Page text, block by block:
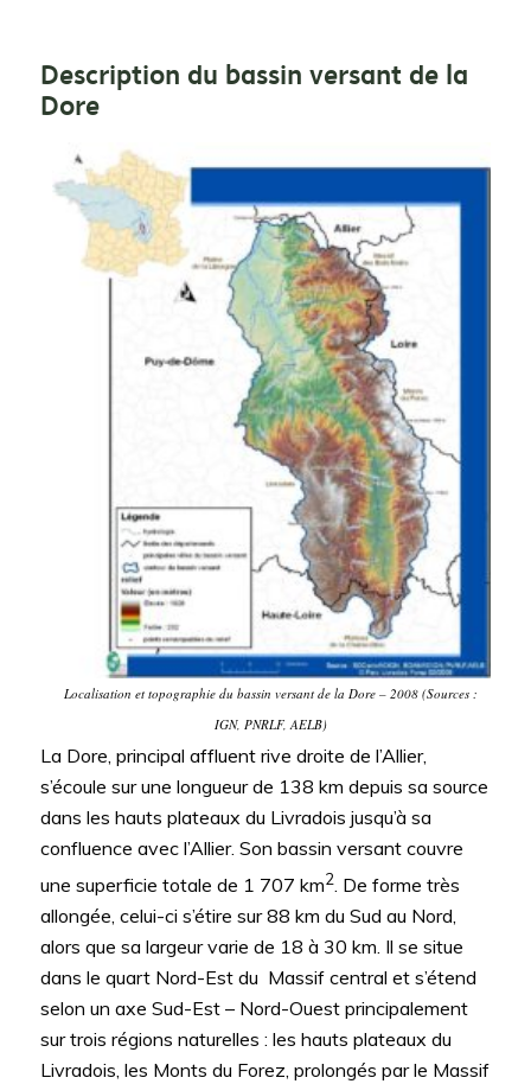
Description du bassin versant de la
Dore
Localisation et topographie du bassin versant de la Dore – 2008 (Sources :
IGN, PNRLF, AELB)
La Dore, principal affluent rive droite de l’Allier,
s’écoule sur une longueur de 138 km depuis sa source
dans les hauts plateaux du Livradois jusqu’à sa
confluence avec l’Allier. Son bassin versant couvre
une superficie totale de 1 707 km2. De forme très
allongée, celui-ci s’étire sur 88 km du Sud au Nord,
alors que sa largeur varie de 18 à 30 km. Il se situe
dans le quart Nord-Est du Massif central et s’étend
selon un axe Sud-Est – Nord-Ouest principalement
sur trois régions naturelles : les hauts plateaux du
Livradois, les Monts du Forez, prolongés par le Massif